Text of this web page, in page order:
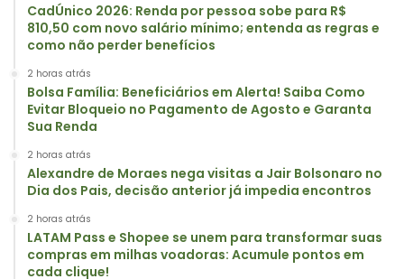
CadÚnico 2026: Renda por pessoa sobe para R$
810,50 com novo salário mínimo; entenda as regras e
como não perder benefícios
2 horas atrás
Bolsa Família: Beneficiários em Alerta! Saiba Como
Evitar Bloqueio no Pagamento de Agosto e Garanta
Sua Renda
2 horas atrás
Alexandre de Moraes nega visitas a Jair Bolsonaro no
Dia dos Pais, decisão anterior já impedia encontros
2 horas atrás
LATAM Pass e Shopee se unem para transformar suas
compras em milhas voadoras: Acumule pontos em
cada clique!